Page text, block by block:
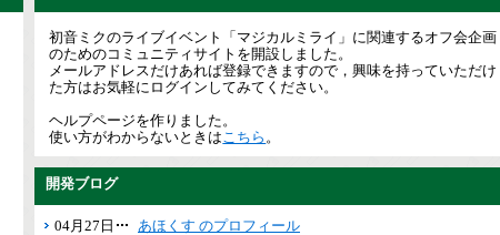
初音ミクのライブイベント「マジカルミライ」に関連するオフ会企画
のためのコミュニティサイトを開設しました。
メールアドレスだけあれば登録できますので，興味を持っていただけ
た方はお気軽にログインしてみてください。
ヘルプページを作りました。
使い方がわからないときはこちら 。
開発ブログ
04月27日
あほくす のプロフィール